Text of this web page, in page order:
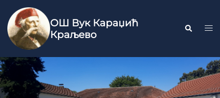
ОШ Вук Караџић
Краљево